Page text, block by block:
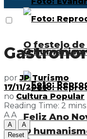
O
Feliz Ano
O festejo de
O
por JP Turismo
17/11/2025
no Cultura Popular
Reading Time: 2
A A
A
A
Reset